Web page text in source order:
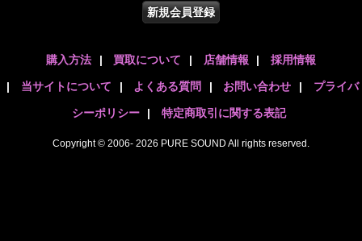
新規会員登録
購入方法 | 買取について | 店舗情報 | 採用情報
| 当サイトについて | よくある質問 | お問い合わせ | プライバ
シーポリシー | 特定商取引に関する表記
Copyright © 2006- 2026 PURE SOUND All rights reserved.